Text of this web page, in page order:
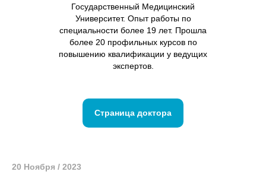
Государственный Медицинский
Университет. Опыт работы по
специальности более 19 лет. Прошла
более 20 профильных курсов по
повышению квалификации у ведущих
экспертов.
Страница доктора
20 Ноября / 2023